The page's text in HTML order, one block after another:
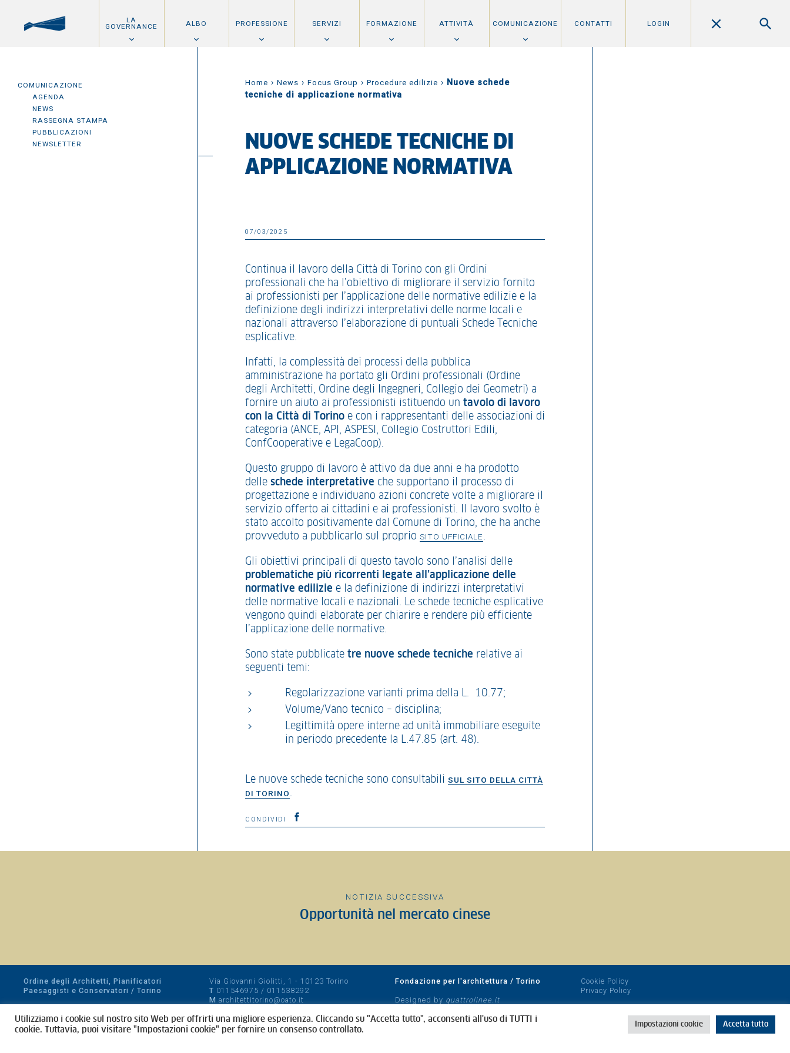
LA
GOVERNANCE ALBO PROFESSIONE SERVIZI FORMAZIONE ATTIVITÀ COMUNICAZIONE CONTATTI LOGIN
COMUNICAZIONE
AGENDA
NEWS
RASSEGNA STAMPA
PUBBLICAZIONI
NEWSLETTER
Home › News › Focus Group › Procedure edilizie › Nuove schede
tecniche di applicazione normativa
NUOVE SCHEDE TECNICHE DI
APPLICAZIONE NORMATIVA
07/03/2025
Continua il lavoro della Città di Torino con gli Ordini
professionali che ha l’obiettivo di migliorare il servizio fornito
ai professionisti per l’applicazione delle normative edilizie e la
definizione degli indirizzi interpretativi delle norme locali e
nazionali attraverso l’elaborazione di puntuali Schede Tecniche
esplicative.
Infatti, la complessità dei processi della pubblica
amministrazione ha portato gli Ordini professionali (Ordine
degli Architetti, Ordine degli Ingegneri, Collegio dei Geometri) a
fornire un aiuto ai professionisti istituendo un tavolo di lavoro
con la Città di Torino e con i rappresentanti delle associazioni di
categoria (ANCE, API, ASPESI, Collegio Costruttori Edili,
ConfCooperative e LegaCoop).
Questo gruppo di lavoro è attivo da due anni e ha prodotto
delle schede interpretative che supportano il processo di
progettazione e individuano azioni concrete volte a migliorare il
servizio offerto ai cittadini e ai professionisti. Il lavoro svolto è
stato accolto positivamente dal Comune di Torino, che ha anche
provveduto a pubblicarlo sul proprio SITO UFFICIALE.
Gli obiettivi principali di questo tavolo sono l’analisi delle
problematiche più ricorrenti legate all’applicazione delle
normative edilizie e la definizione di indirizzi interpretativi
delle normative locali e nazionali. Le schede tecniche esplicative
vengono quindi elaborate per chiarire e rendere più efficiente
l’applicazione delle normative.
Sono state pubblicate tre nuove schede tecniche relative ai
seguenti temi:
Regolarizzazione varianti prima della L. 10.77;
Volume/Vano tecnico – disciplina;
Legittimità opere interne ad unità immobiliare eseguite
in periodo precedente la L.47.85 (art. 48).
Le nuove schede tecniche sono consultabili SUL SITO DELLA CITTÀ
DI TORINO.
CONDIVIDI
NOTIZIA SUCCESSIVA
Opportunità nel mercato cinese
Ordine degli Architetti, Pianificatori
Paesaggisti e Conservatori / Torino
CF 80089280012
Via Giovanni Giolitti, 1 - 10123 Torino
T 011546975 / 011538292
M architettitorino@oato.it
Fondazione per l'architettura / Torino
Designed by quattrolinee.it
Cookie Policy
Privacy Policy
Utilizziamo i cookie sul nostro sito Web per offrirti una migliore esperienza. Cliccando su "Accetta tutto", acconsenti all'uso di TUTTI i
cookie. Tuttavia, puoi visitare "Impostazioni cookie" per fornire un consenso controllato.
Impostazioni cookie Accetta tutto